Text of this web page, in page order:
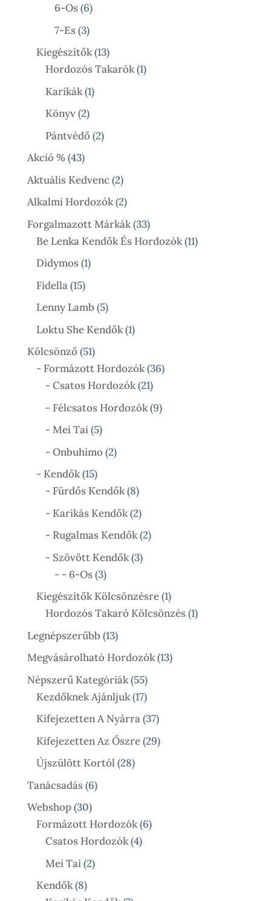
6-Os 66
7-Es 33
Termék
Kiegészítők 1313
Termék
Hordozós Takarók 11
Karikák 11
Könyv 22
Termék
Pántvédő 22
Akció % 4343
Termék
Aktuális Kedvenc 22
Termék
Alkalmi Hordozók 22
Termék
Forgalmazott Márkák 3333
Termék
Be Lenka Kendők És Hordozók 1111
Didymos 11
Fidella 1515
Termék
Lenny Lamb 55
Termék
Loktu She Kendők 11
Kölcsönző 5151
Termék
- Formázott Hordozók 3636
- Csatos Hordozók 2121
Termék
- Félcsatos Hordozók 99
- Mei Tai 55
Termék
- Onbuhimo 22
- Kendők 1515
Termék
- Fürdős Kendők 88
Termék
- Karikás Kendők 22
Termék
- Rugalmas Kendők 22
- Szövött Kendők 33
- - 6-Os 33
Termék
Kiegészítők Kölcsönzésre 11
Termék
Hordozós Takaró Kölcsönzés 11
Legnépszerűbb 1313
Termék
Megvásárolható Hordozók 1313
Népszerű Kategóriák 5555
Termék
Kezdőknek Ajánljuk 1717
Termék
Kifejezetten A Nyárra 3737
Termék
Kifejezetten Az Őszre 2929
Újszülött Kortól 2828
Tanácsadás 66
Webshop 3030
Termék
Formázott Hordozók 66
Csatos Hordozók 44
Mei Tai 22
Kendők 88